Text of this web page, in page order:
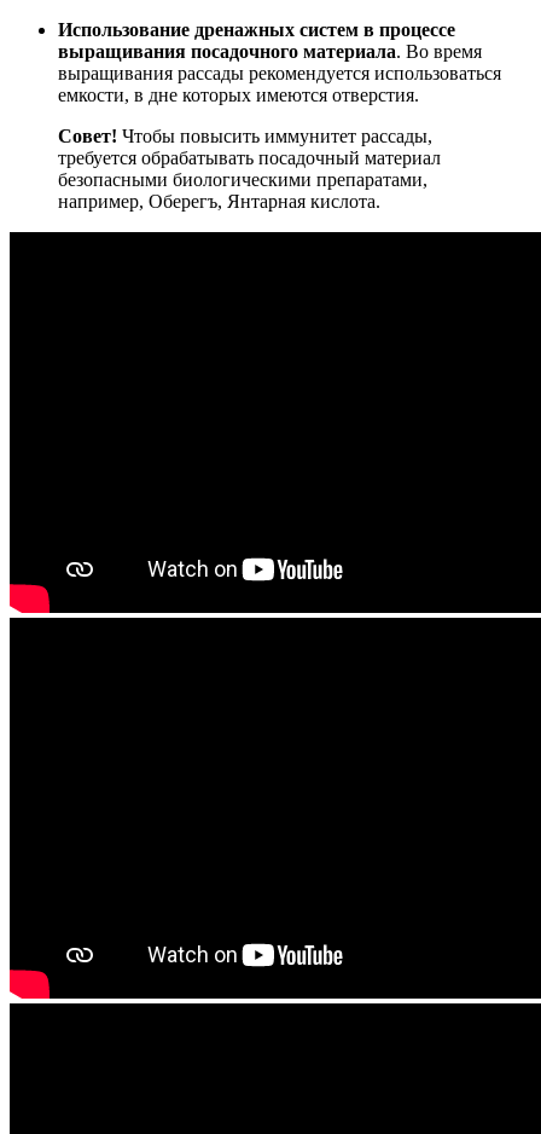
Использование дренажных систем в процессе
выращивания посадочного материала. Во время
выращивания рассады рекомендуется использоваться
емкости, в дне которых имеются отверстия.
Совет! Чтобы повысить иммунитет рассады,
требуется обрабатывать посадочный материал
безопасными биологическими препаратами,
например, Оберегъ, Янтарная кислота.